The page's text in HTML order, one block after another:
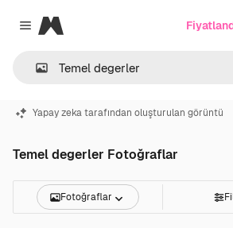
Close menu
Magnific
Yapay zeka tarafından oluşturulan görüntü
Temel degerler Fotoğraflar
Fotoğraflar